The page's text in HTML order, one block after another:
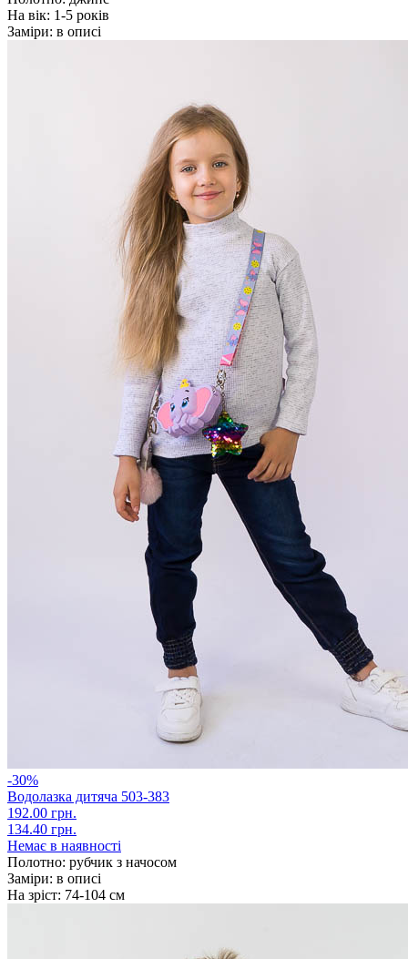
На вік: 1-5 років
Заміри: в описі
-30%
Водолазка дитяча 503-383
192.00 грн.
134.40 грн.
Немає в наявності
Полотно: рубчик з начосом
Заміри: в описі
На зріст: 74-104 см